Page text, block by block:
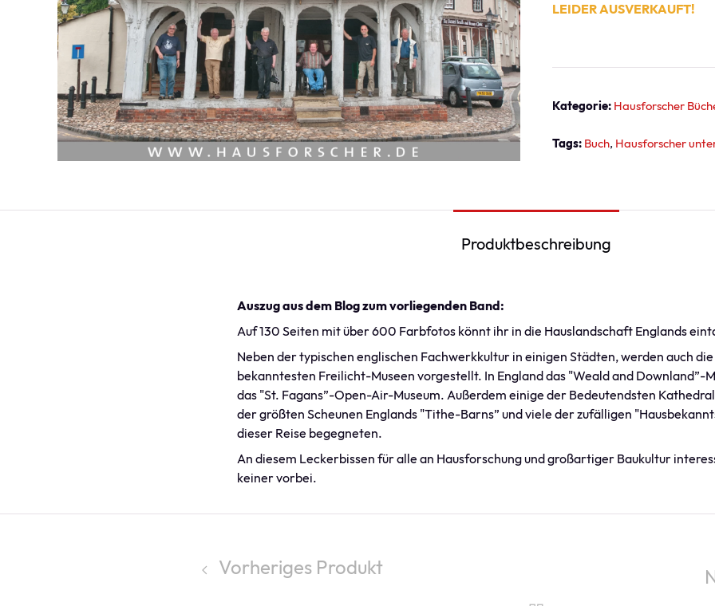
LEIDER AUSVERKAUFT!
Kategorie: Hausforscher
Tags: Buch Hausforscher
Produktbeschreibung
Auszug aus dem Blog zum vorliegenden Band:
Auf 130 Seiten mit über 600 Farbfotos könnt ihr in die Hauslandschaft Englands
Neben der typischen englischen Fachwerkkultur in einigen Städten, werden auch
bekanntesten Freilicht-Museen vorgestellt. In England das "Weald and Downland”-
das "St. Fagans”-Open-Air-Museum. Außerdem einige der Bedeutendsten
der größten Scheunen Englands "Tithe-Barns” und viele der zufälligen
dieser Reise begegneten.
An diesem Leckerbissen für alle an Hausforschung und großartiger Baukultur
keiner vorbei.
Vorheriges Produkt